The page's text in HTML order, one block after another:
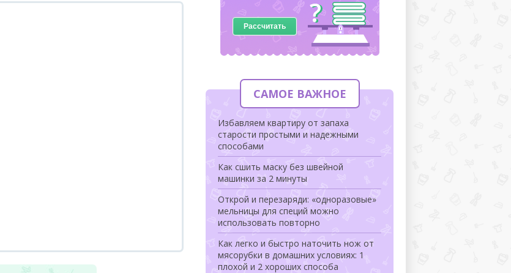
Рассчитать
САМОЕ ВАЖНОЕ
Избавляем квартиру от запаха
старости простыми и надежными
способами
Как сшить маску без швейной
машинки за 2 минуты
Открой и перезаряди: «одноразовые»
мельницы для специй можно
использовать повторно
Как легко и быстро наточить нож от
мясорубки в домашних условиях: 1
плохой и 2 хороших способа